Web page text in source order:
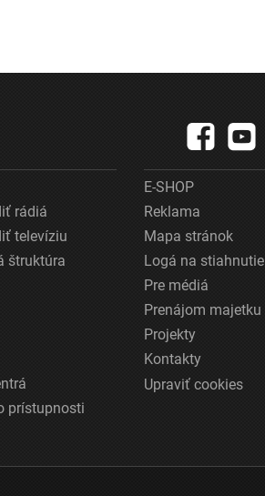
rádiá
televíziu
štruktúra
prístupnosti
E-SHOP
Reklama
Mapa stránok
Logá na stiahnutie
Pre médiá
Prenájom majetku
Projekty
Kontakty
Upraviť cookies